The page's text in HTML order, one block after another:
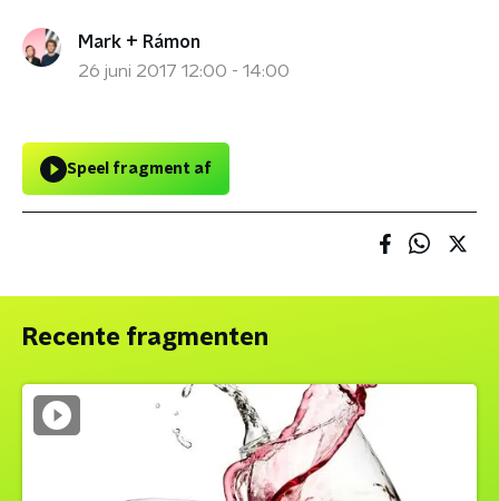
Mark + Rámon
26 juni 2017 12:00 - 14:00
Speel fragment af
Recente fragmenten